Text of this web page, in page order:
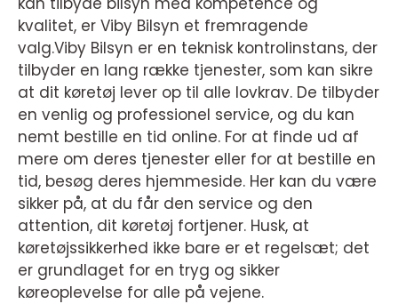
kvalitet, er Viby Bilsyn et fremragende
valg.Viby Bilsyn er en teknisk kontrolinstans, der
tilbyder en lang række tjenester, som kan sikre
at dit køretøj lever op til alle lovkrav. De tilbyder
en venlig og professionel service, og du kan
nemt bestille en tid online. For at finde ud af
mere om deres tjenester eller for at bestille en
tid, besøg deres hjemmeside. Her kan du være
sikker på, at du får den service og den
attention, dit køretøj fortjener. Husk, at
køretøjssikkerhed ikke bare er et regelsæt; det
er grundlaget for en tryg og sikker
køreoplevelse for alle på vejene.